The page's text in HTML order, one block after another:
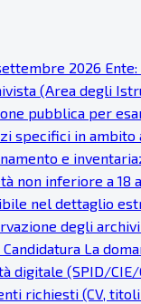
2026
(Area degli
pubblica per
in
e
inferiore a
nel dettaglio
degli
La
(SPID/
richiesti (CV,